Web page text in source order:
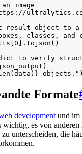
image
result object to a
classes, and
to verify
objects.")
Formate
development und im
wichtig, es von anderen
unterscheiden, die